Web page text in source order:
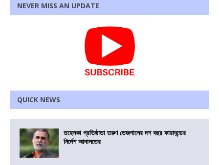
NEVER MISS AN UPDATE
QUICK NEWS
তহেলকা প্রতিষ্ঠাতা তরুণ তেজপালের দশ বছর কারাদন্ডের
নির্দেশ আদালতের